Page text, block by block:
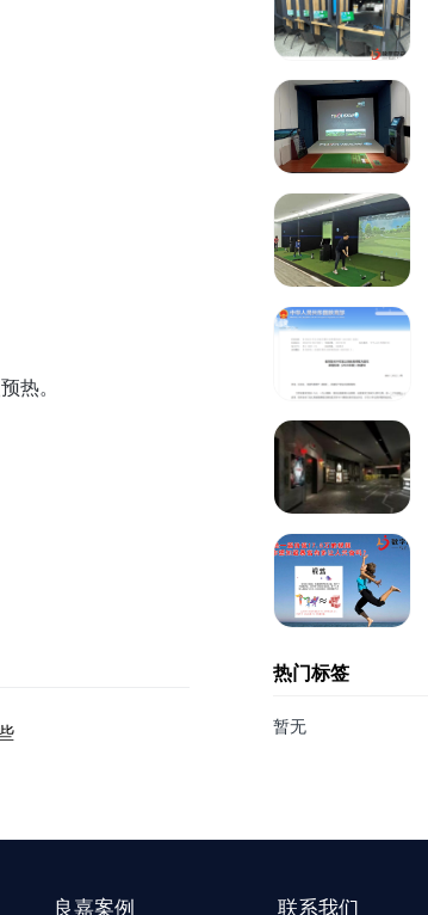
热。
热门标签
暂无
良嘉案例 联系我们